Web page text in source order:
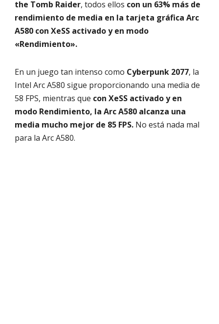
the Tomb Raider, todos ellos con un 63% más de
rendimiento de media en la tarjeta gráfica Arc
A580 con XeSS activado y en modo
«Rendimiento».
En un juego tan intenso como Cyberpunk 2077, la
Intel Arc A580 sigue proporcionando una media de
58 FPS, mientras que con XeSS activado y en
modo Rendimiento, la Arc A580 alcanza una
media mucho mejor de 85 FPS. No está nada mal
para la Arc A580.